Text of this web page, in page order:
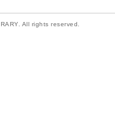
All rights reserved.